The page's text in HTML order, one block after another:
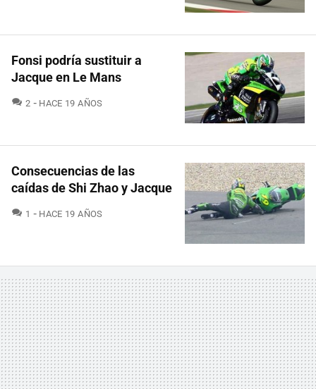
Fonsi podría sustituir a
Jacque en Le Mans
2 COMENTARIOS
HACE 19 AÑOS
Consecuencias de las
caídas de Shi Zhao y Jacque
1 COMENTARIOS
HACE 19 AÑOS